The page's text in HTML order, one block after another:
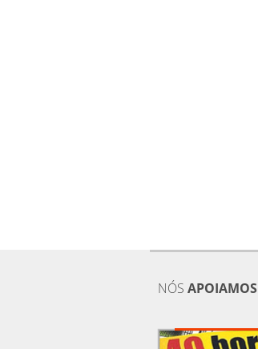
NÓS APOIAMOS